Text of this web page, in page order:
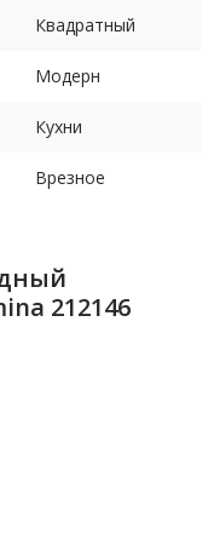
Квадратный
Модерн
Кухни
Врезное
212146